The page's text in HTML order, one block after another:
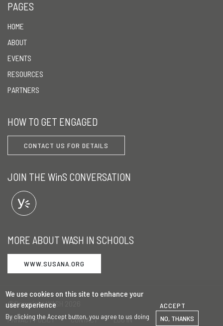
PAGES
HOME
ABOUT
EVENTS
RESOURCES
PARTNERS
HOW TO GET ENGAGED
CONTACT US FOR DETAILS
JOIN THE WinS CONVERSATION
MORE ABOUT WASH IN SCHOOLS
WWW.SUSANA.ORG
©Copyright WASH 2026
PRIVACY POLICY
CONTACT LOG IN
We use cookies on this site to enhance your
user experience
By clicking the Accept button, you agree to us doing
ACCEPT
NO, THANKS